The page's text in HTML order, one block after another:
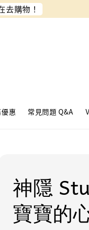
運費
惠 常見問題 Q&A
神隱
寶寶的